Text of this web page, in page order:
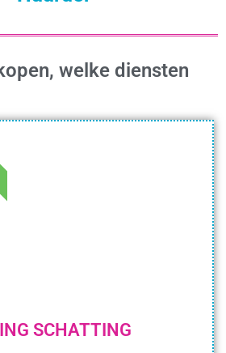
welke diensten
SCHATTING